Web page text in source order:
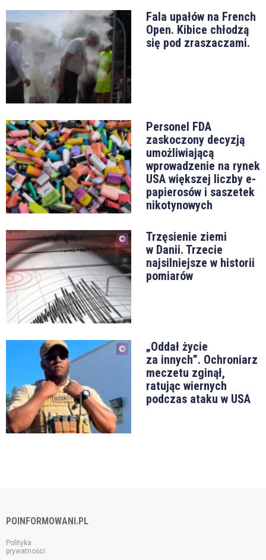
Fala upałów na French
Open. Kibice chłodzą
się pod zraszaczami.
Personel FDA
zaskoczony decyzją
umożliwiającą
wprowadzenie na rynek
USA większej liczby e-
papierosów i saszetek
nikotynowych
Trzęsienie ziemi
w Danii. Trzecie
najsilniejsze w historii
pomiarów
„Oddał życie
za innych”. Ochroniarz
meczetu zginął,
ratując wiernych
podczas ataku w USA
POINFORMOWANI.PL
Polityka
prywatności